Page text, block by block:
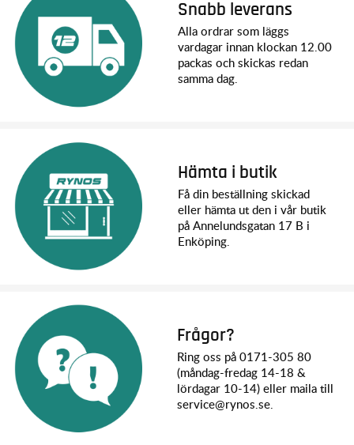
Snabb leverans
Alla ordrar som läggs
vardagar innan klockan 12.00
packas och skickas redan
samma dag.
Hämta i butik
Få din beställning skickad
eller hämta ut den i vår butik
på Annelundsgatan 17 B i
Enköping.
Frågor?
Ring oss på 0171-305 80
(måndag-fredag 14-18 &
lördagar 10-14) eller maila till
service@rynos.se.